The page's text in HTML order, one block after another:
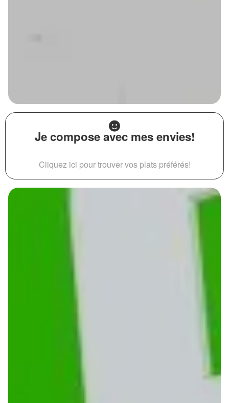
Je compose avec mes envies!
Cliquez ici pour trouver vos plats préférés!